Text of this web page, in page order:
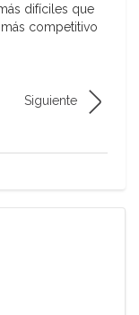
difíciles que
competitivo
Siguiente